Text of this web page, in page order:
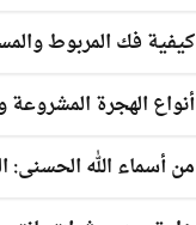
كيفية فك المربوط
أنواع الهجرة
من أسماء الله الحسنى: